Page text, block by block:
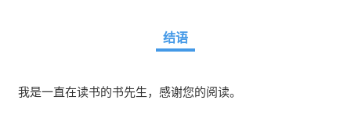
结语
我是一直在读书的书先生，感谢您的阅读。